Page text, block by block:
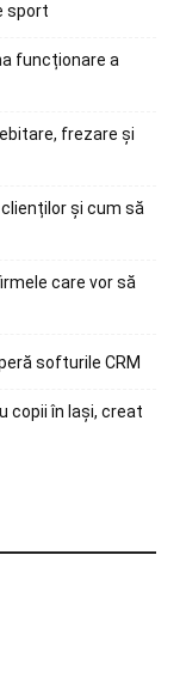
sport
funcționare a
frezare și
și cum să
care vor să
softurile CRM
copii în Iași, creat